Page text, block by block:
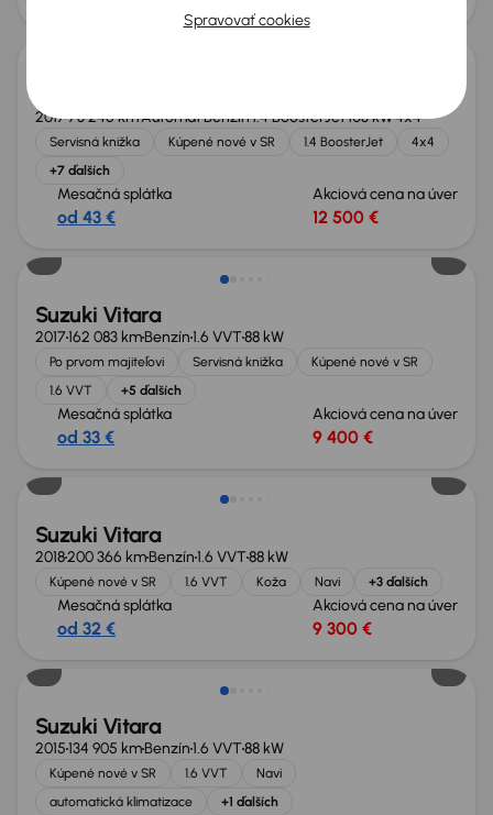
201773 245 kmAutomatBenzín1.4 BoosterJet103 kW4x4
Servisná knižka Kúpené nové v SR 1.4 BoosterJet
4x4
+7 ďalších
Mesačná splátka
od 43 €
Akciová cena na úver
12 500 €
Suzuki Vitara
2017162 083 kmBenzín1.6 VVT88 kW
Po prvom majiteľovi Servisná knižka
Kúpené nové v SR
1.6 VVT
+5 ďalších
Mesačná splátka
od 33 €
Akciová cena na úver
9 400 €
Suzuki Vitara
2018200 366 kmBenzín1.6 VVT88 kW
Kúpené nové v SR 1.6 VVT Koža Navi +3 ďalších
Mesačná splátka
od 32 €
Akciová cena na úver
9 300 €
Suzuki Vitara
2015134 905 kmBenzín1.6 VVT88 kW
Kúpené nové v SR 1.6 VVT
Navi
automatická klimatizace
+1 ďalších
Spravovať cookies